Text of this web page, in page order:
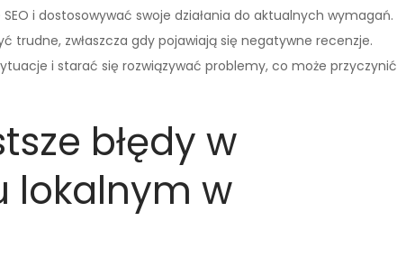
i dostosowywać swoje działania do aktualnych wymagań.
trudne, zwłaszcza gdy pojawiają się negatywne recenzje.
i starać się rozwiązywać problemy, co może przyczynić
błędy w
lokalnym w